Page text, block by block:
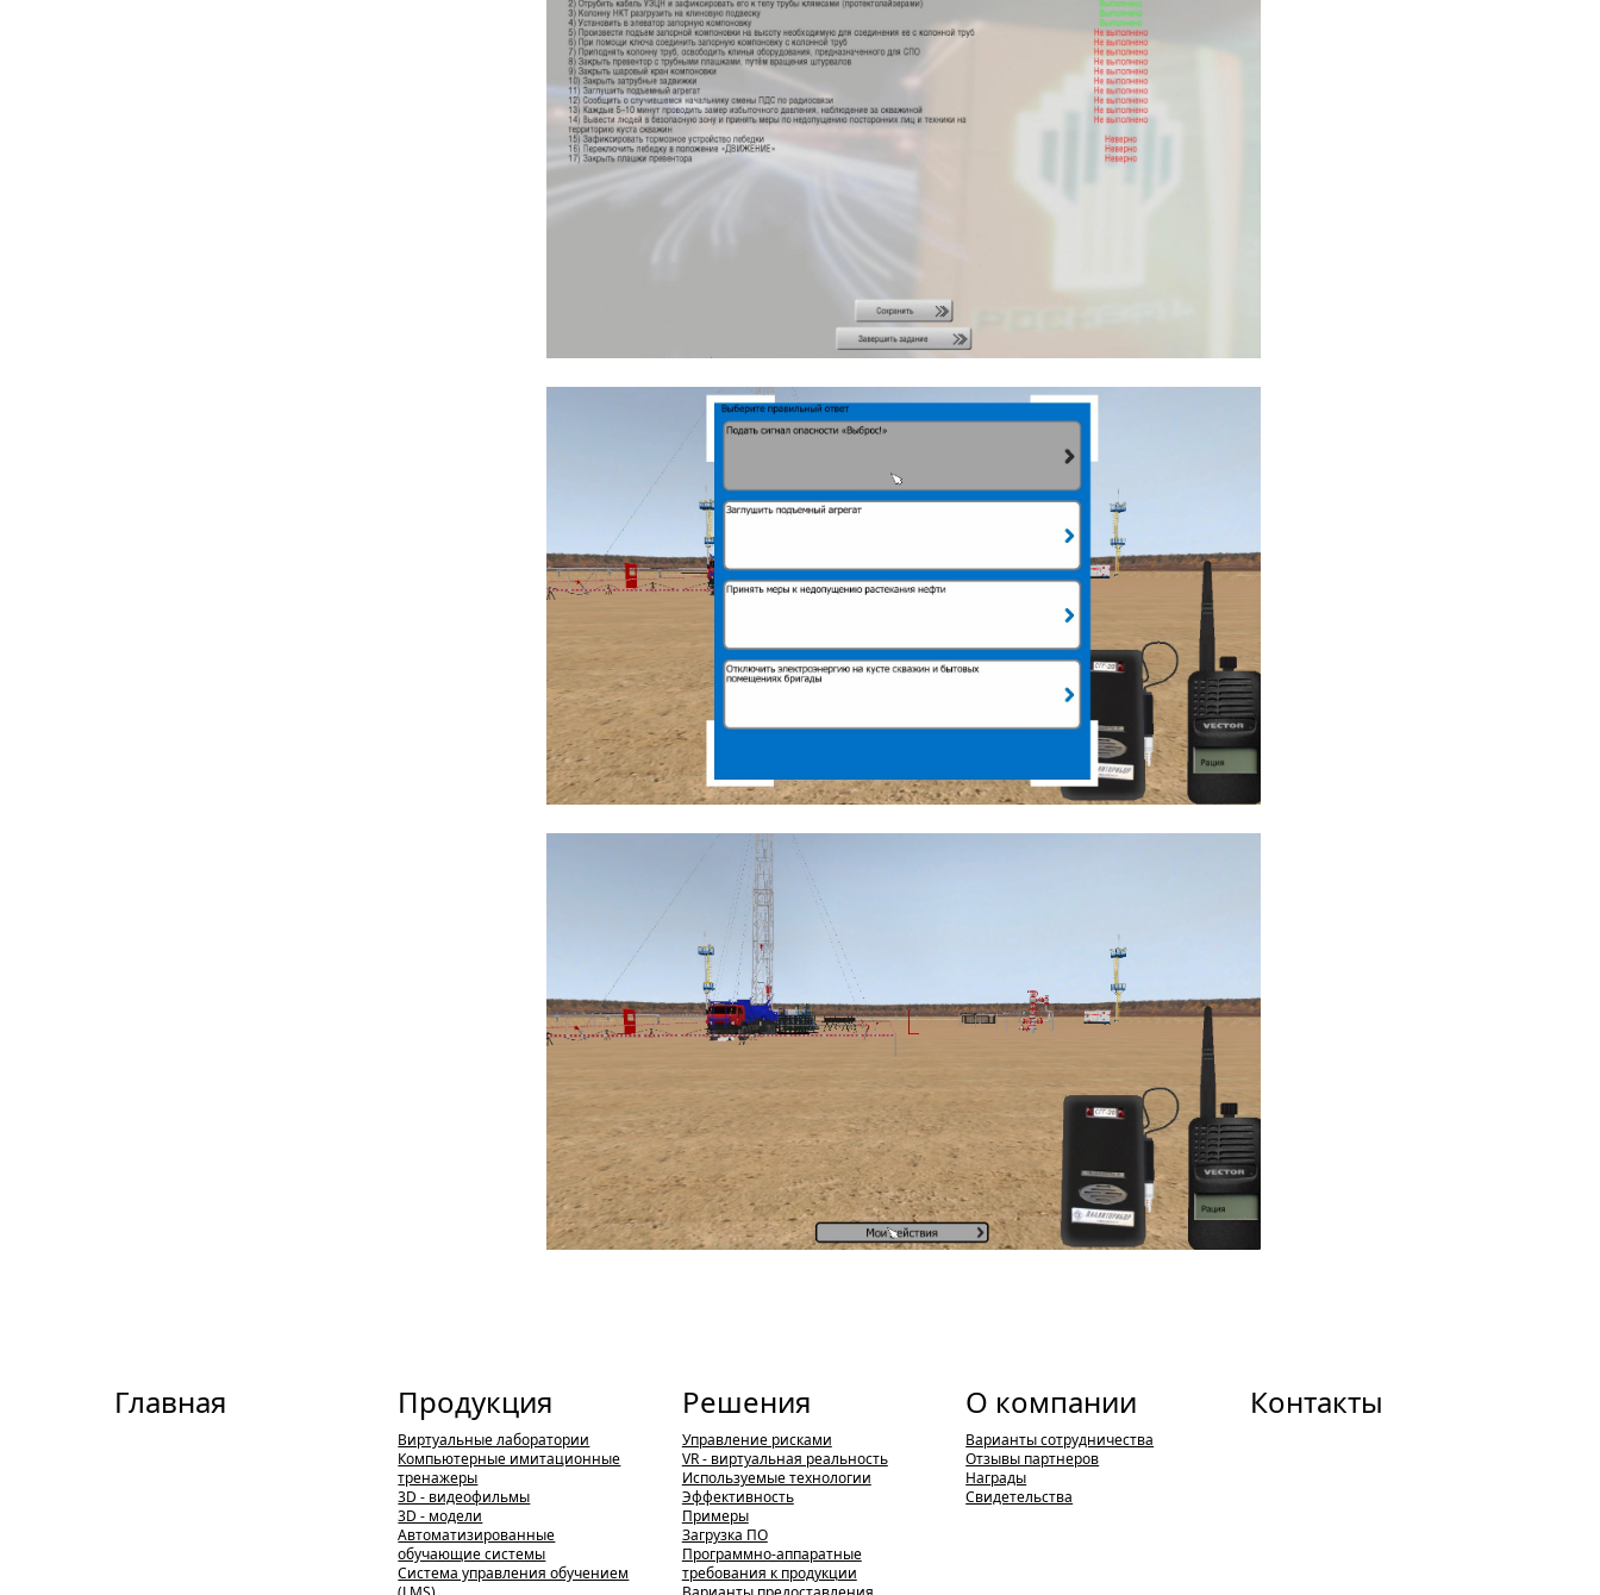
Главная Продукция
Виртуальные лаборатории
Компьютерные имитационные
тренажеры
3D - видеофильмы
3D - модели
Автоматизированные
обучающие системы
Система управления обучением
Решения
Управление рисками
VR - виртуальная реальность
Используемые технологии
Эффективность
Примеры
Загрузка ПО
Программно-аппаратные
требования к продукции
О компании
Варианты сотрудничества
Отзывы партнеров
Награды
Свидетельства
Контакты